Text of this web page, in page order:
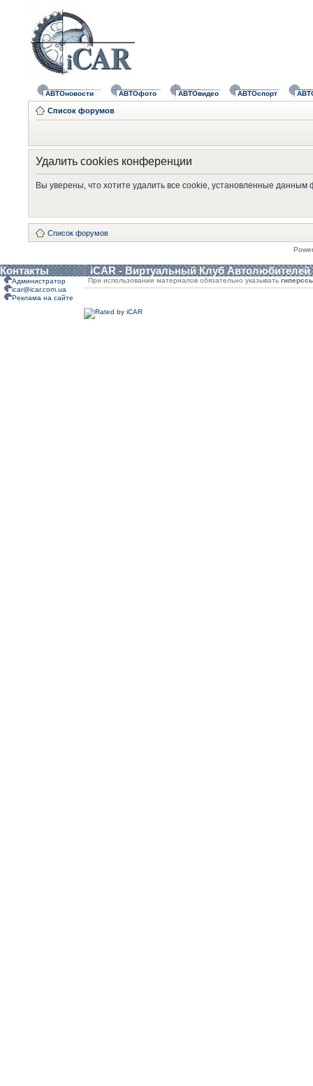
АВТОновости АВТОфото АВТОвидео АВТОспорт
Список форумов
Удалить cookies конференции
Вы уверены, что хотите удалить все cookie, установленные
Список форумов
Контакты iCAR - Виртуальный Клуб Автолюбителей
Администратор
icar@icar.com.ua
Реклама на сайте
При использовании материалов обязательно указывать